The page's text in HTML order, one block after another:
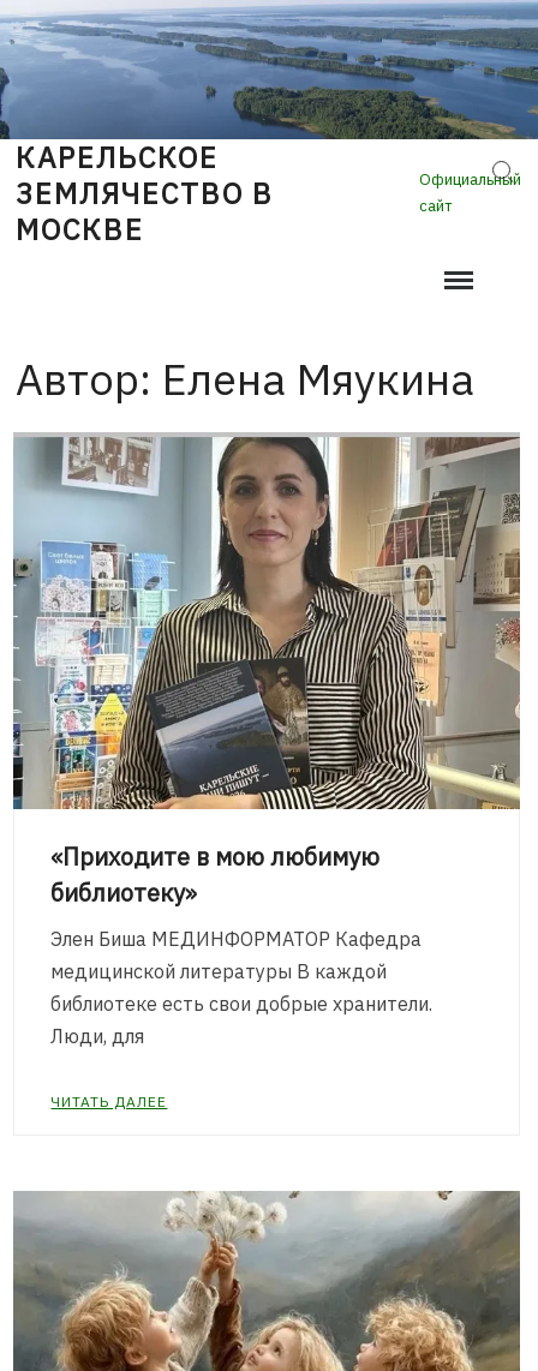
Skip
to
content
КАРЕЛЬСКОЕ
ЗЕМЛЯЧЕСТВО В
МОСКВЕ
Официальный
сайт
Автор: Елена Мяукина
«Приходите в мою любимую
библиотеку»
Элен Биша МЕДИНФОРМАТОР Кафедра
медицинской литературы В каждой
библиотеке есть свои добрые хранители.
Люди, для
ЧИТАТЬ ДАЛЕЕ